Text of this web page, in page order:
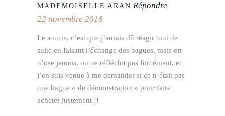
MADEMOISELLE ARAN Répondre
22 novembre 2016
Le soucis, c’est que j’aurais dû réagir tout de
suite en faisant l’échange des bagues, mais on
n’ose jamais, on ne réfléchit pas forcément, et
j’en suis venue à me demander si ce n’était pas
une bague « de démonstration » pour faire
acheter justement !!